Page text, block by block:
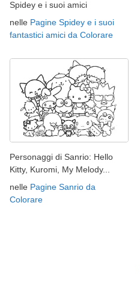
Spidey e i suoi amici
nelle Pagine Spidey e i suoi
fantastici amici da Colorare
Personaggi di Sanrio: Hello
Kitty, Kuromi, My Melody...
nelle Pagine Sanrio da
Colorare